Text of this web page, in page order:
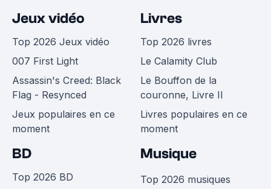
Jeux vidéo
Top 2026 Jeux vidéo
007 First Light
Assassin's Creed: Black
Flag - Resynced
Jeux populaires en ce
moment
Livres
Top 2026 livres
Le Calamity Club
Le Bouffon de la
couronne, Livre II
Livres populaires en ce
moment
BD
Top 2026 BD
Musique
Top 2026 musiques